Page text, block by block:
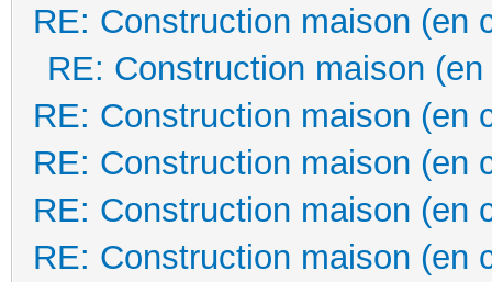
RE: Construction maison (en
RE: Construction maison
RE: Construction maison (en
RE: Construction maison (en
RE: Construction maison (en
RE: Construction maison (en